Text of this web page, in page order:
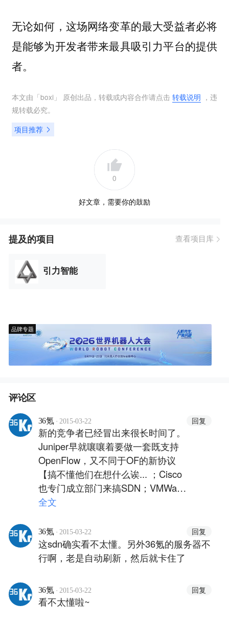
无论如何，这场网络变革的最大受益者必将
是能够为开发者带来最具吸引力平台的提供
者。
本文由「boxi」 原创出品，转载或内容合作请点击转载说明 ，违
规转载必究。
项目推荐
0
好文章，需要你的鼓励
提及的项目 查看项目库
引力智能
品牌专题
评论区
36氪 · 2015-03-22 回复
新的竞争者已经冒出来很长时间了。
Juniper早就嚷嚷着要做一套既支持
OpenFlow，又不同于OF的新协议
【搞不懂他们在想什么诶... ；Cisco
也专门成立部门来搞SDN；VMWare
干脆直接收购Nicira；最近IBM也坐
OpenFlow这个东西其实可以看成是
Google等网络设备使用者向Cisco等
设备提供商手里抢钱的工具...
全文
36氪 · 2015-03-22 回复
这sdn确实看不太懂。另外36氪的服务器不
行啊，老是自动刷新，然后就卡住了
36氪 · 2015-03-22 回复
看不太懂啦~